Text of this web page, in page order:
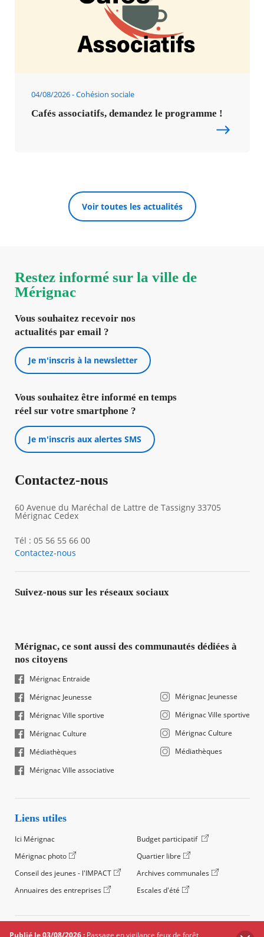
Publié le 03/08/2026 : Passage en vigilance feux de forêt
04/08/2026 Cohésion sociale
Cafés associatifs, demandez le programme !
Voir toutes les actualités
Restez informé sur la ville de
Mérignac
Vous souhaitez recevoir nos
actualités par email ?
Je m'inscris à la newsletter
Vous souhaitez être informé en temps
réel sur votre smartphone ?
Je m'inscris aux alertes SMS
Contactez-nous
60 Avenue du Maréchal de Lattre de Tassigny 33705
Mérignac Cedex
Tél : 05 56 55 66 00
Contactez-nous
Suivez-nous sur les réseaux sociaux
Mérignac, ce sont aussi des communautés dédiées à
nos citoyens
Mérignac Entraide
Mérignac Jeunesse
Mérignac Ville sportive
Mérignac Culture
Médiathèques
Mérignac Ville associative
Mérignac Jeunesse
Mérignac Ville sportive
Mérignac Culture
Médiathèques
Liens utiles
Ici Mérignac
Budget participatif
Mérignac photo
Quartier libre
Conseil des jeunes - l'IMPACT
Archives communales
Annuaires des entreprises
Escales d'été
©2024 Ville de Mérignac, Tous droits réservés